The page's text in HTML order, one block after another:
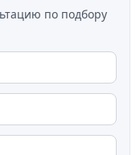
по подбору